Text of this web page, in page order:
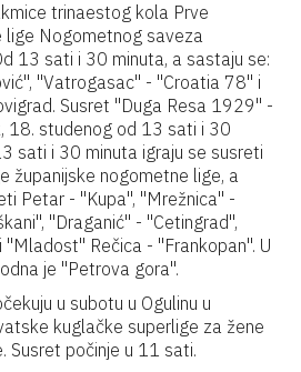
trinaestog kola Prve
lige Nogometnog saveza
13 sati i 30 minuta, a sastaju se:
"Vatrogasac" - "Croatia 78" i
Susret "Duga Resa 1929" -
18. studenog od 13 sati i 30
sati i 30 minuta igraju se susreti
županijske nogometne lige, a
Petar - "Kupa", "Mrežnica" -
"Draganić" - "Cetingrad",
Rečica - "Frankopan". U
je "Petrova gora".
u subotu u Ogulinu u
kuglačke superlige za žene
Susret počinje u 11 sati.